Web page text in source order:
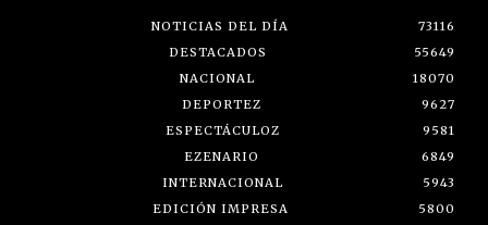
NOTICIAS DEL DÍA
73116
DESTACADOS
55649
NACIONAL
18070
DEPORTEZ
9627
ESPECTÁCULOZ
9581
EZENARIO
6849
INTERNACIONAL
5943
EDICIÓN IMPRESA
5800